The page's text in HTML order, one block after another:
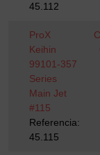
45.112
ProX
Keihin
99101-357
Series
Main Jet
#115
Referencia:
45.115